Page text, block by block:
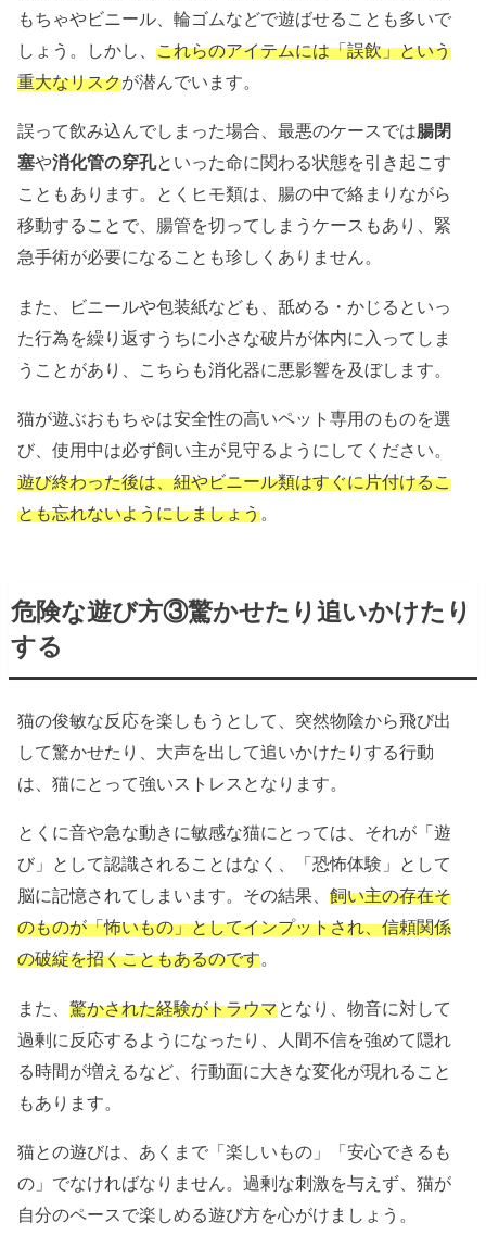
もちゃやビニール、輪ゴムなどで遊ばせることも多いで
しょう。しかし、これらのアイテムには「誤飲」という
重大なリスクが潜んでいます。
誤って飲み込んでしまった場合、最悪のケースでは腸閉
塞や消化管の穿孔といった命に関わる状態を引き起こす
こともあります。とくヒモ類は、腸の中で絡まりながら
移動することで、腸管を切ってしまうケースもあり、緊
急手術が必要になることも珍しくありません。
また、ビニールや包装紙なども、舐める・かじるといっ
た行為を繰り返すうちに小さな破片が体内に入ってしま
うことがあり、こちらも消化器に悪影響を及ぼします。
猫が遊ぶおもちゃは安全性の高いペット専用のものを選
び、使用中は必ず飼い主が見守るようにしてください。
遊び終わった後は、紐やビニール類はすぐに片付けるこ
とも忘れないようにしましょう。
危険な遊び方③驚かせたり追いかけたり
する
猫の俊敏な反応を楽しもうとして、突然物陰から飛び出
して驚かせたり、大声を出して追いかけたりする行動
は、猫にとって強いストレスとなります。
とくに音や急な動きに敏感な猫にとっては、それが「遊
び」として認識されることはなく、「恐怖体験」として
脳に記憶されてしまいます。その結果、飼い主の存在そ
のものが「怖いもの」としてインプットされ、信頼関係
の破綻を招くこともあるのです。
また、驚かされた経験がトラウマとなり、物音に対して
過剰に反応するようになったり、人間不信を強めて隠れ
る時間が増えるなど、行動面に大きな変化が現れること
もあります。
猫との遊びは、あくまで「楽しいもの」「安心できるも
の」でなければなりません。過剰な刺激を与えず、猫が
自分のペースで楽しめる遊び方を心がけましょう。